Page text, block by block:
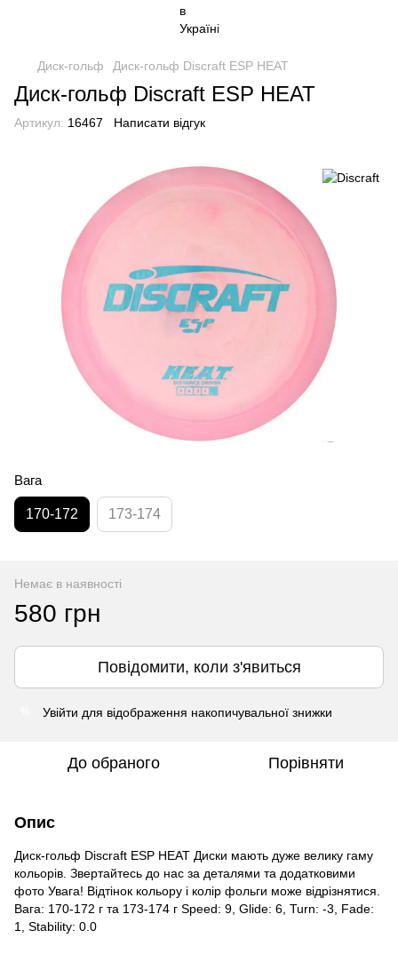
Диск-гольф Диск-гольф Discraft ESP HEAT
Диск-гольф Discraft ESP HEAT
Артикул: 16467 Написати відгук
Вага
170-172 173-174
Немає в наявності
580 грн
Повідомити, коли з'явиться
Увійти для відображення накопичувальної знижки
До обраного Порівняти
Опис
Диск-гольф Discraft ESP HEAT Диски мають дуже велику гаму
кольорів. Звертайтесь до нас за деталями та додатковими
фото Увага! Відтінок кольору і колір фольги може відрізнятися.
Вага: 170-172 г та 173-174 г Speed: 9, Glide: 6, Turn: -3, Fade:
1, Stability: 0.0